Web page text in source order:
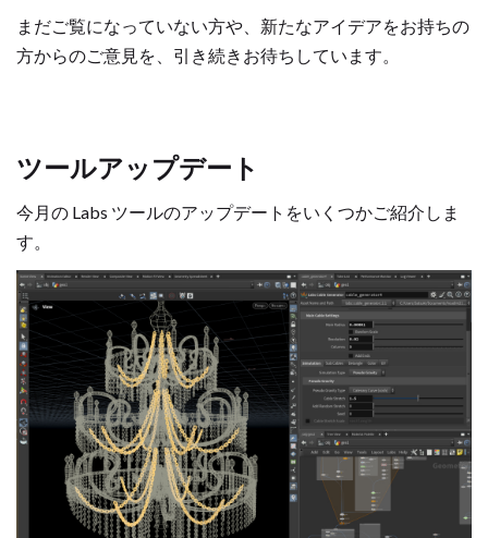
まだご覧になっていない方や、新たなアイデアをお持ちの
方からのご意見を、引き続きお待ちしています。
ツールアップデート
今月の Labs ツールのアップデートをいくつかご紹介しま
す。